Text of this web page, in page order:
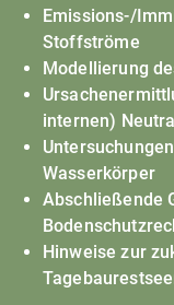
Emissions-/
Stoffströme
Modellierung
internen)
Wasserkörper
Abschließende
Hinweise zur